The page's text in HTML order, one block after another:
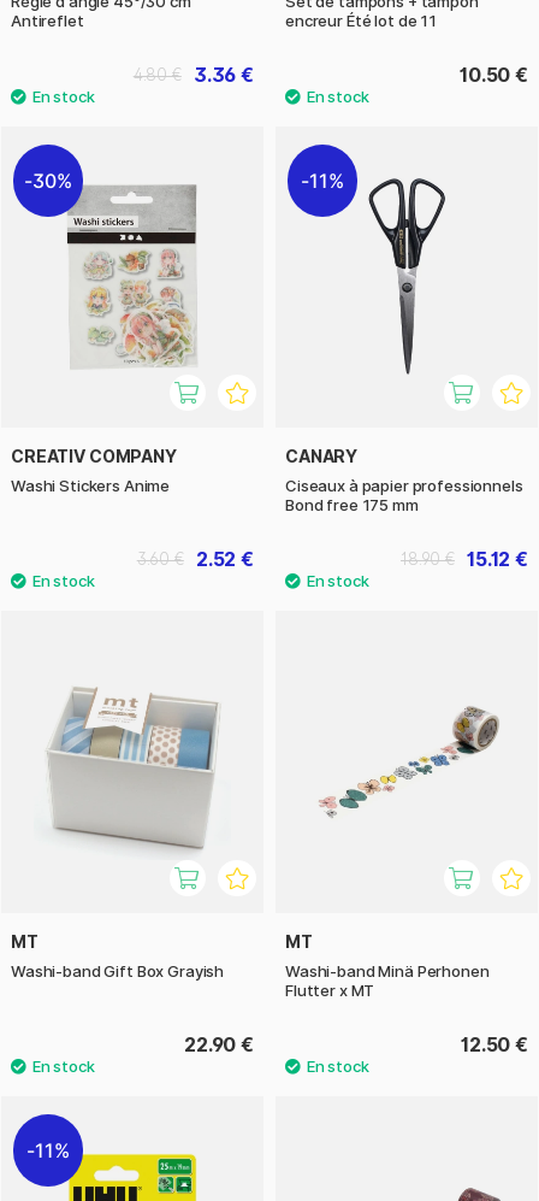
Antireflet
3.36 €
4.80 €
encreur Été lot de 11
10.50 €
30%
CREATIV COMPANY
Washi Stickers Anime
2.52 €
3.60 €
11%
CANARY
Ciseaux à papier professionnels
Bond free 175 mm
15.12 €
18.90 €
MT
Washi-band Gift Box Grayish
22.90 €
MT
Washi-band Minä Perhonen
Flutter x MT
12.50 €
11%